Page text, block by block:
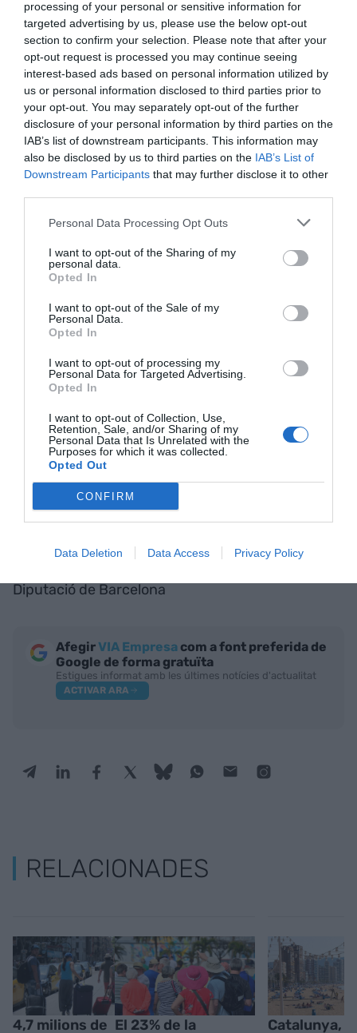
processing of your personal or sensitive information for
targeted advertising by us, please use the below opt-out
section to confirm your selection. Please note that after your
opt-out request is processed you may continue seeing
interest-based ads based on personal information utilized by
us or personal information disclosed to third parties prior to
your opt-out. You may separately opt-out of the further
disclosure of your personal information by third parties on the
IAB’s list of downstream participants. This information may
also be disclosed by us to third parties on the IAB’s List of
Downstream Participants that may further disclose it to other
Personal Data Processing Opt Outs
I want to opt-out of the Sharing of my
personal data.
Opted In
I want to opt-out of the Sale of my
Personal Data.
Opted In
I want to opt-out of processing my
Personal Data for Targeted Advertising.
Opted In
I want to opt-out of Collection, Use,
Retention, Sale, and/or Sharing of my
Personal Data that Is Unrelated with the
Purposes for which it was collected.
Opted Out
CONFIRM
Data Deletion Data Access Privacy Policy
Segons la procedència, aquest 2016 el nombre de
turistes estrangers (2.402.937) supera als
espanyols (2.301.371), amb una diferència de més
de 100.000 viatgers. És la diferència més gran
dels darrers sis anys i la millor dada assolida fins
ara. A més, el 2016 ha registrat un 23% més de
viatgers estrangers que l'any 2012, 600.000
turistes més. Aquesta tendència posa en relleula
progressiva internacionalització de les
de la ciutat de Barcelona.
Ciclisme, esports nàutics, senderisme, rutes a
cavall, vols en globus... és possible aprofitar el
Diputació de Barcelona
AfegirVIA Empresa com a font preferida de
Google de forma gratuïta
Estigues informat amb les últimes notícies d'actualitat
ACTIVAR ARA
RELACIONADES
4,7 milions de El 23% de la
Catalunya,